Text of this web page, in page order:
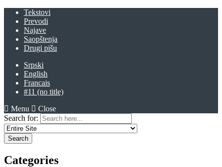
Tekstovi
Prevodi
Najave
Saopštenja
Drugi pišu
Srpski
English
Francais
#11 (no title)
Menu
Close
Search for:
Categories